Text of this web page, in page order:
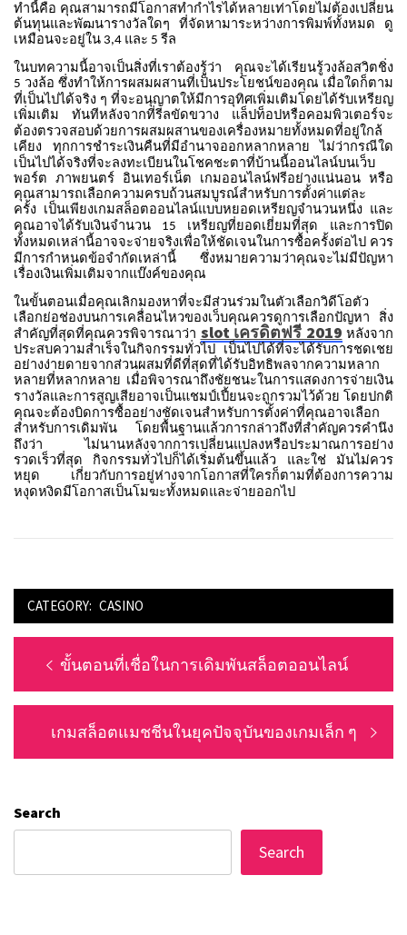
ทำนี้คือ คุณสามารถมีโอกาสทำกำไรได้หลายเท่าโดยไม่ต้องเปลี่ยน
ต้นทุนและพัฒนารางวัลใดๆ
ที่จัดหามาระหว่างการพิมพ์ทั้งหมด
ดู
เหมือนจะอยู่ใน 3,4 และ 5 รีล
ในบทความนี้อาจเป็นสิ่งที่เราต้องรู้ว่า
คุณจะได้เรียนรู้วงล้อสวิตชิ่ง
5 วงล้อ ซึ่งทำให้การผสมผสานที่เป็นประโยชน์ของคุณ เมื่อใดก็ตาม
ที่เป็นไปได้จริง ๆ ที่จะอนุญาตให้มีการอุทิศเพิ่มเติมโดยได้รับเหรียญ
เพิ่มเติม
ทันทีหลังจากที่รีลขัดขวาง
แล็ปท็อปหรือคอมพิวเตอร์จะ
ต้องตรวจสอบด้วยการผสมผสานของเครื่องหมายทั้งหมดที่อยู่ใกล้
เคียง
ทุกการชำระเงินคืนที่มีอำนาจออกหลากหลาย
ไม่ว่ากรณีใด
เป็นไปได้จริงที่จะลงทะเบียนในโชคชะตาที่บ้านนี้ออนไลน์บนเว็บ
พอร์ต
ภาพยนตร์ อินเทอร์เน็ต เกมออนไลน์ฟรีอย่างแน่นอน หรือ
คุณสามารถเลือกความครบถ้วนสมบูรณ์สำหรับการตั้งค่าแต่ละ
ครั้ง เป็นเพียงเกมสล็อตออนไลน์แบบหยอดเหรียญจำนวนหนึ่ง และ
คุณอาจได้รับเงินจำนวน 15 เหรียญที่ยอดเยี่ยมที่สุด
และการปิด
ทั้งหมดเหล่านี้อาจจะจ่ายจริงเพื่อให้ชัดเจนในการซื้อครั้งต่อไป ควร
มีการกำหนดข้อจำกัดเหล่านี้
ซึ่งหมายความว่าคุณจะไม่มีปัญหา
เรื่องเงินเพิ่มเติมจากแบ๊งค์ของคุณ
ในขั้นตอนเมื่อคุณเลิกมองหาที่จะมีส่วนร่วมในตัวเลือกวิดีโอตัว
เลือกย่อช่องบนการเคลื่อนไหวของเว็บคุณควรดูการเลือกปัญหา
สิ่ง
สำคัญที่สุดที่คุณควรพิจารณาว่า slot เครดิตฟรี 2019 หลังจาก
ประสบความสำเร็จในกิจกรรมทั่วไป
เป็นไปได้ที่จะได้รับการชดเชย
อย่างง่ายดายจากส่วนผสมที่ดีที่สุดที่ได้รับอิทธิพลจากความหลาก
หลายที่หลากหลาย เมื่อพิจารณาถึงชัยชนะในการแสดงการจ่ายเงิน
รางวัลและการสูญเสียอาจเป็นแชมป์เปี้ยนจะถูกรวมไว้ด้วย โดยปกติ
คุณจะต้องบิดการซื้ออย่างชัดเจนสำหรับการตั้งค่าที่คุณอาจเลือก
สำหรับการเดิมพัน
โดยพื้นฐานแล้วการกล่าวถึงที่สำคัญควรคำนึง
ถึงว่า
ไม่นานหลังจากการเปลี่ยนแปลงหรือประมาณการอย่าง
รวดเร็วที่สุด
กิจกรรมทั่วไปก็ได้เริ่มต้นขึ้นแล้ว และใช่
มันไม่ควร
หยุด
เกี่ยวกับการอยู่ห่างจากโอกาสที่ใครก็ตามที่ต้องการความ
หงุดหงิดมีโอกาสเป็นโมฆะทั้งหมดและจ่ายออกไป
CATEGORY: CASINO
Post
navigation
Previous
post:
ขั้นตอนที่เชื่อในการเดิมพันสล็อตออนไลน์
Next
post:
เกมสล็อตแมชชีนในยุคปัจจุบันของเกมเล็ก ๆ
Search
Search